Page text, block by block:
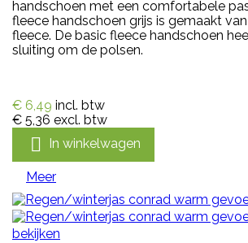
handschoen met een comfortabele
fleece handschoen grijs is gemaakt
fleece. De basic fleece handschoen
sluiting om de polsen.
€ 6,49 incl. btw
€ 5,36 excl. btw
 In winkelwagen
Meer
bekijken